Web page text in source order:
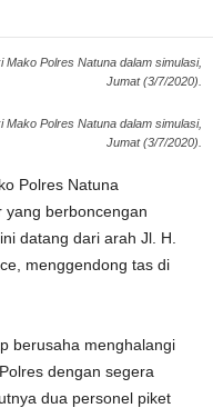
Polres Natuna dalam simulasi,
Jumat (3/7/2020).
Polres Natuna dalam simulasi,
Jumat (3/7/2020).
Polres Natuna
yang berboncengan
datang dari arah Jl. H.
menggendong tas di
berusaha menghalangi
dengan segera
dua personel piket